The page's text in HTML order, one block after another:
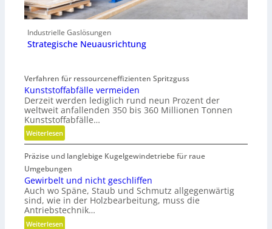
Industrielle Gaslösungen
Strategische Neuausrichtung
Verfahren für ressourceneffizienten Spritzguss
Kunststoffabfälle vermeiden
Derzeit werden lediglich rund neun Prozent der
weltweit anfallenden 350 bis 360 Millionen Tonnen
Kunststoffabfälle…
Weiterlesen:
K
u
n
s
t
s
t
o
Präzise und langlebige Kugelgewindetriebe für raue
Umgebungen
Gewirbelt und nicht geschliffen
Auch wo Späne, Staub und Schmutz allgegenwärtig
sind, wie in der Holzbearbeitung, muss die
Antriebstechnik…
Weiterlesen: